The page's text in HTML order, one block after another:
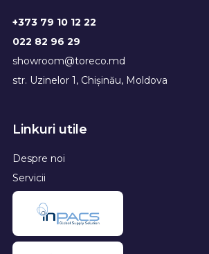
+373 79 10 12 22
022 82 96 29
showroom@toreco.md
str. Uzinelor 1, Chișinău, Moldova
Linkuri utile
Despre noi
Servicii